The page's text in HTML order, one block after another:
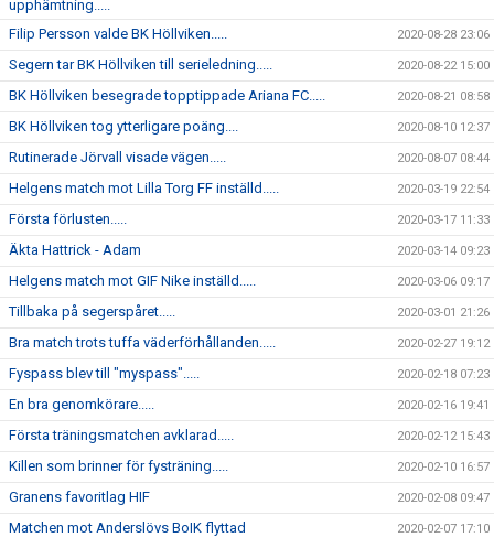
upphämtning.....
Filip Persson valde BK Höllviken..... 2020-08-28 23:06
Segern tar BK Höllviken till serieledning..... 2020-08-22 15:00
BK Höllviken besegrade topptippade Ariana FC..... 2020-08-21 08:58
BK Höllviken tog ytterligare poäng.... 2020-08-10 12:37
Rutinerade Jörvall visade vägen..... 2020-08-07 08:44
Helgens match mot Lilla Torg FF inställd..... 2020-03-19 22:54
Första förlusten..... 2020-03-17 11:33
Äkta Hattrick - Adam 2020-03-14 09:23
Helgens match mot GIF Nike inställd..... 2020-03-06 09:17
Tillbaka på segerspåret..... 2020-03-01 21:26
Bra match trots tuffa väderförhållanden..... 2020-02-27 19:12
Fyspass blev till "myspass"..... 2020-02-18 07:23
En bra genomkörare..... 2020-02-16 19:41
Första träningsmatchen avklarad..... 2020-02-12 15:43
Killen som brinner för fysträning..... 2020-02-10 16:57
Granens favoritlag HIF 2020-02-08 09:47
Matchen mot Anderslövs BoIK flyttad 2020-02-07 17:10